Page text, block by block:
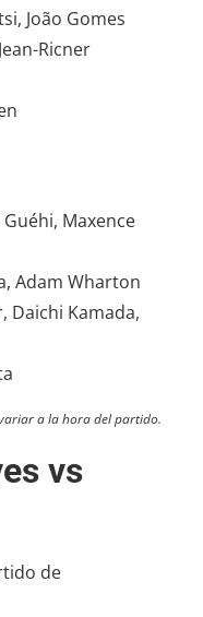
João Gomes
Ricner
Maxence
Adam Wharton
Daichi Kamada,
a la hora del partido.
vs
de